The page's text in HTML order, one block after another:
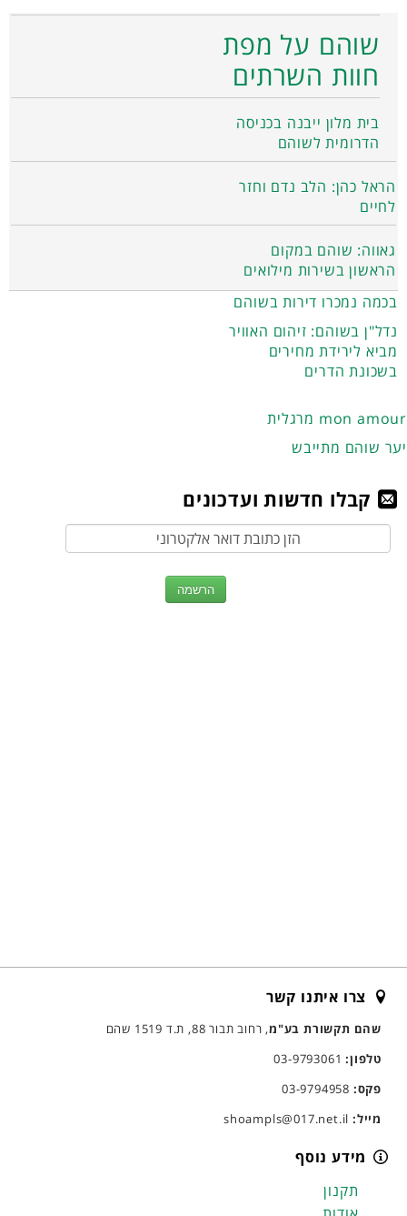
שוהם על מפת
חוות השרתים
בית מלון ייבנה בכניסה
הדרומית לשוהם
הראל כהן: הלב נדם וחזר
לחיים
גאווה: שוהם במקום
הראשון בשירות מילואים
בכמה נמכרו דירות בשוהם
נדל"ן בשוהם: זיהום האוויר
מביא לירידת מחירים
בשכונת הדרים
מרגלית mon amour
יער שוהם מתייבש
קבלו חדשות ועדכונים
צרו איתנו קשר
שהם תקשורת בע"מ, רחוב תבור 88, ת.ד 1519 שהם
טלפון:03-9793061
פקס:
מייל:
מידע נוסף
תקנון